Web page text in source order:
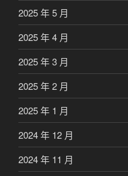
2025 年 5 月
2025 年 4 月
2025 年 3 月
2025 年 2 月
2025 年 1 月
2024 年 12 月
2024 年 11 月